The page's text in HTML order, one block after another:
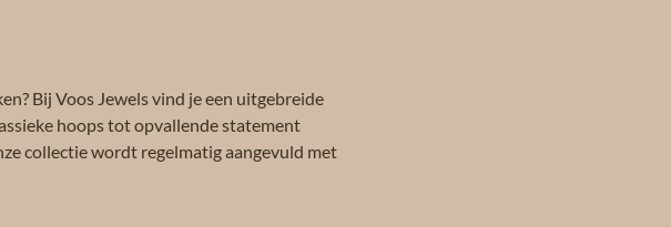
Bij Voos Jewels vind je een uitgebreide
hoops tot opvallende statement
collectie wordt regelmatig aangevuld met